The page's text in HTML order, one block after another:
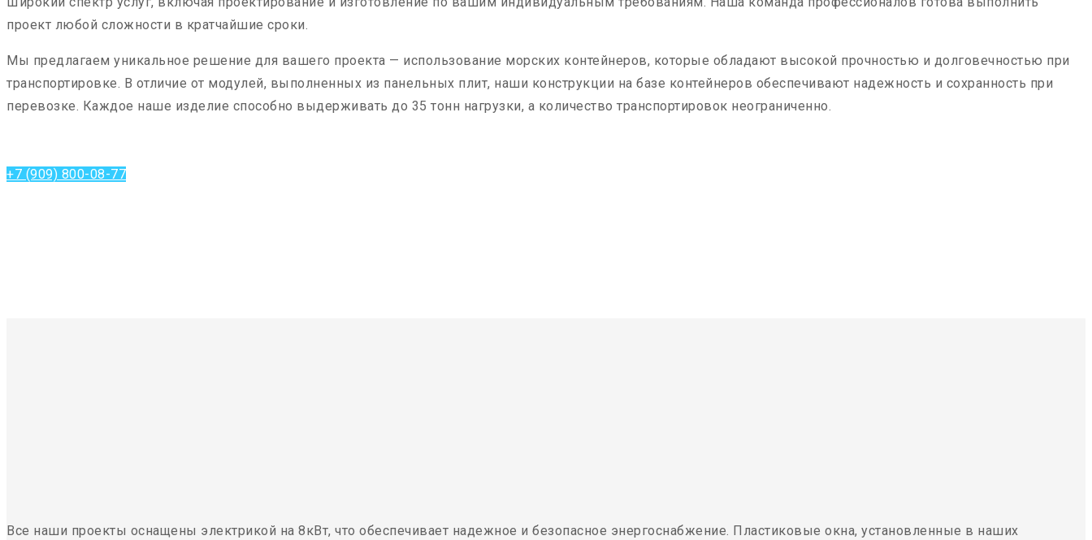
проект любой сложности в кратчайшие сроки.
Мы предлагаем уникальное решение для вашего проекта — использование морских контейнеров, которые обладают высокой прочностью и долговечностью при
транспортировке. В отличие от модулей, выполненных из панельных плит, наши конструкции на базе контейнеров обеспечивают надежность и сохранность при
перевозке. Каждое наше изделие способно выдерживать до 35 тонн нагрузки, а количество транспортировок неограниченно.
+7 (909) 800-08-77
Все наши проекты оснащены электрикой на 8кВт, что обеспечивает надежное и безопасное энергоснабжение. Пластиковые окна, установленные в наших